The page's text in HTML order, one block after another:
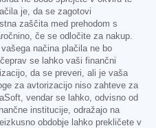
je, da se zagotovi
zaščita med prehodom s
če se odločite za nakup.
načina plačila ne bo
se lahko vaši finančni
da se preveri, ali je vaša
za avtorizacijo niso zahteve za
vendar se lahko, odvisno od
institucije, odražajo na
obdobje lahko prekličete v